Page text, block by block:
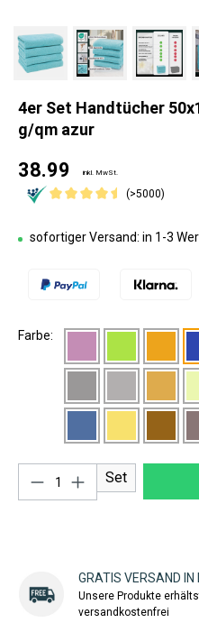
4er Set Handtücher
g/qm azur
38.99 inkl. MwSt.
(>5000)
sofortiger Versand: in 1-3
Farbe:
Produkt Anzahl:
Set
GRATIS VERSAND IN
Unsere Produkte
versandkostenfrei